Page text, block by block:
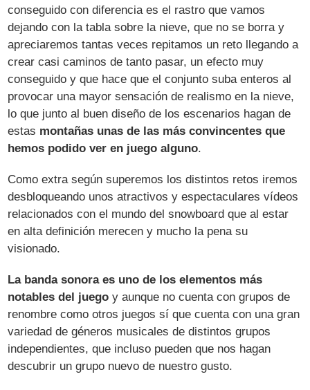
conseguido con diferencia es el rastro que vamos
dejando con la tabla sobre la nieve, que no se borra y
apreciaremos tantas veces repitamos un reto llegando a
crear casi caminos de tanto pasar, un efecto muy
conseguido y que hace que el conjunto suba enteros al
provocar una mayor sensación de realismo en la nieve,
lo que junto al buen diseño de los escenarios hagan de
estas montañas unas de las más convincentes que
hemos podido ver en juego alguno.
Como extra según superemos los distintos retos iremos
desbloqueando unos atractivos y espectaculares vídeos
relacionados con el mundo del snowboard que al estar
en alta definición merecen y mucho la pena su
visionado.
La banda sonora es uno de los elementos más
notables del juego y aunque no cuenta con grupos de
renombre como otros juegos sí que cuenta con una gran
variedad de géneros musicales de distintos grupos
independientes, que incluso pueden que nos hagan
descubrir un grupo nuevo de nuestro gusto.